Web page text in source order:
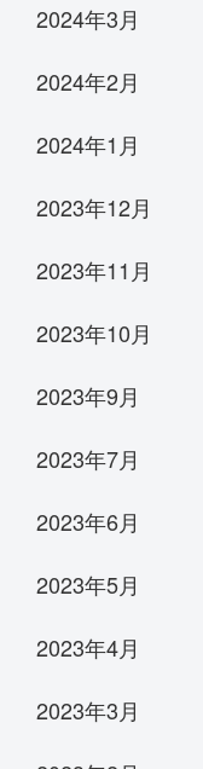
2024年3月
2024年2月
2024年1月
2023年12月
2023年11月
2023年10月
2023年9月
2023年7月
2023年6月
2023年5月
2023年4月
2023年3月